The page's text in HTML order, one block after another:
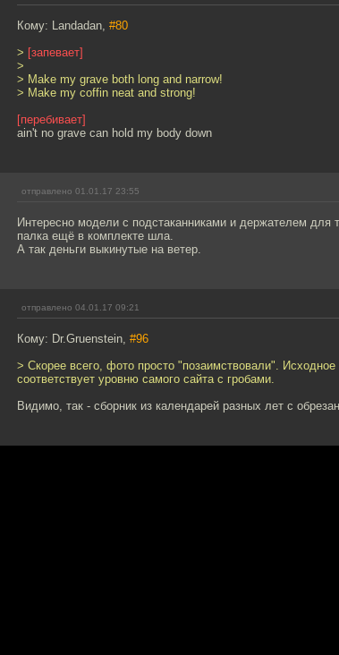
Кому: Landadan, #80
> [запевает]
>
> Make my grave both long and narrow!
> Make my coffin neat and strong!
[перебивает]
ain't no grave can hold my body down
отправлено 01.01.17 23:55
Интересно модели с подстаканниками и держателем
палка ещё в комплекте шла.
А так деньги выкинутые на ветер.
отправлено 04.01.17 09:21
Кому: Dr.Gruenstein, #96
> Скорее всего, фото просто "позаимствовали".
соответствует уровню самого сайта с гробами.
Видимо, так - сборник из календарей разных лет с